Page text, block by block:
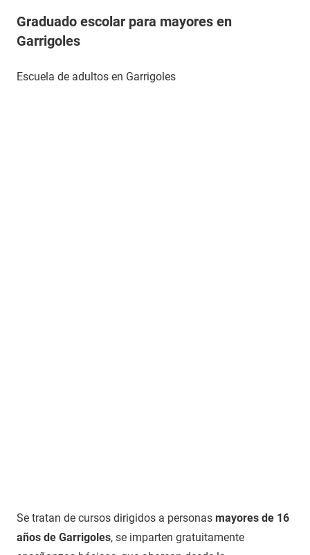
Graduado escolar para mayores en
Garrigoles
Escuela de adultos en Garrigoles
Se tratan de cursos dirigidos a personas mayores de 16
años de Garrigoles, se imparten gratuitamente